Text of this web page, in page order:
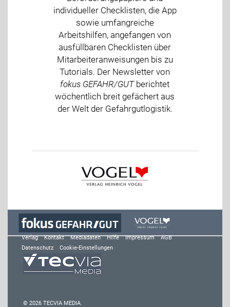
individueller Checklisten, die App
sowie umfangreiche
Arbeitshilfen, angefangen von
ausfüllbaren Checklisten über
Mitarbeiteranweisungen bis zu
Tutorials. Der Newsletter von
fokus GEFAHR/GUTberichtet
wöchentlich breit gefächert aus
der Welt der Gefahrgutlogistik.
Verlag Kontakt Mediadaten Hilfe Impressum
AGB
Datenschutz
Cookie-Einstellungen
© 2026 TECVIA MEDIA.